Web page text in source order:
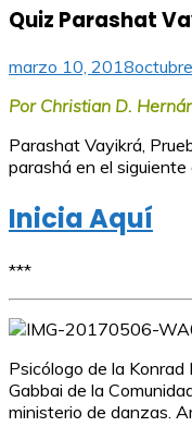
Quiz Parashat
marzo 10, 2018
Por Christian D.
Parashat Vayikrá,
parashá en el siguiente
Inicia Aquí
***
Psicólogo de la
Gabbai de la
ministerio de danzas.